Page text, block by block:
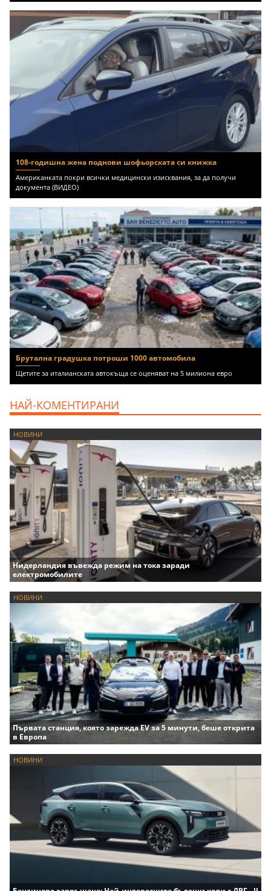
108-годишна жена поднови шофьорската си книжка
Американката покри всички медицински изисквания, за да получи
документа (ВИДЕО)
Брутална градушка потроши 1000 автомобила
Щетите за италианската автокъща се оценяват на 5 милиона евро
НАЙ-КОМЕНТИРАНИ
НОВИНИ
Нидерландия въвежда режим на тока заради
електромобилите
НОВИНИ
Първата станция, която зарежда EV за 5 минути, беше открита
в Европа
НОВИНИ